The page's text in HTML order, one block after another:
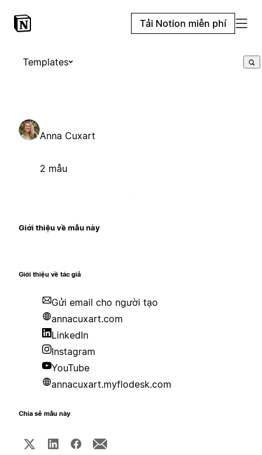
Tải Notion miễn phí
Templates
Anna Cuxart
2 mẫu
Giới thiệu về mẫu này
Giới thiệu về tác giả
Gửi email cho người tạo
annacuxart.com
LinkedIn
Instagram
YouTube
annacuxart.myflodesk.com
Chia sẻ mẫu này